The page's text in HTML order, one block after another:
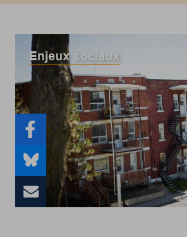
Enjeux sociaux